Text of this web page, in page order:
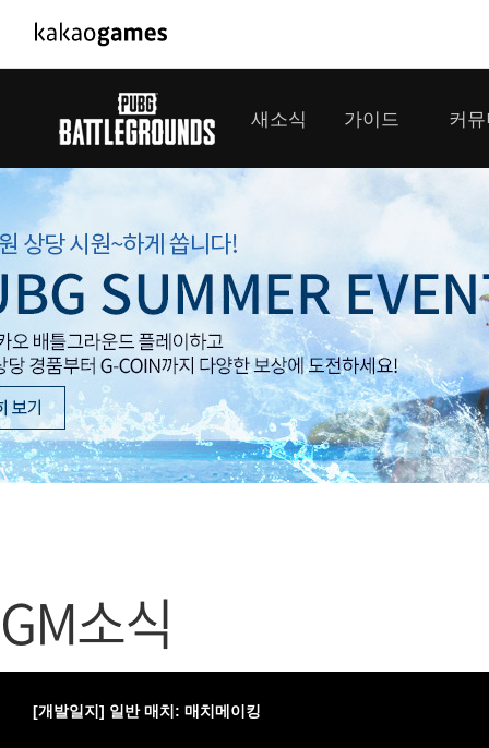
PC/모바일게임
도깨비의세계
아키에이지 워
아레스 : 라이즈 오브 가디언즈
배틀그라
패스 오브
패스 오브
모바일게임
우마무스메 프리티 더비
SMiniz
프렌즈팝콘
프렌즈타운
서비스
내정보
보안센터
새소식
이벤트
업데이트
대회소식
가이드 커
플레이
클랜
모집
GM소식
[개발일지] 일반 매치: 매치메이킹